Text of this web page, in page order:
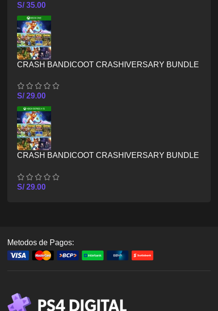
S/35.00
CRASH BANDICOOT CRASHIVERSARY BUNDLE
S/29.00
CRASH BANDICOOT CRASHIVERSARY BUNDLE
S/29.00
Metodos de Pagos: